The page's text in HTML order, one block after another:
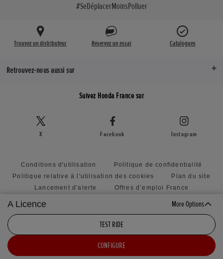
A Licence More Options
TEST RIDE
CONFIGURE
#SeDéplacerMoinsPolluer
Trouvez un distributeur Réservez un essai Catalogues
Retrouvez-nous aussi sur
Suivez Honda France sur
X Facebook Instagram
Conditions d'utilisation
Politique de confidentialité
Politique relative à l'utilisation des cookies
Plan du site
Lancement d'alerte
Offres d’emploi France